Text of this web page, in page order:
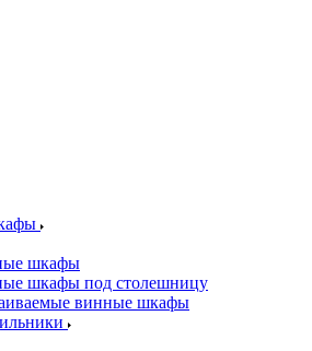
шкафы
шкафы под столешницу
винные шкафы